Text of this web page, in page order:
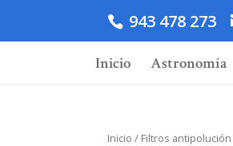
943 478 273
Inicio Astronomía
Inicio / Filtros antipolución